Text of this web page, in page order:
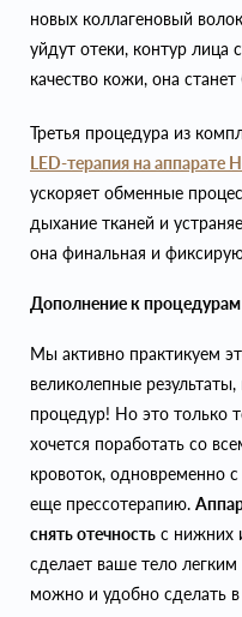
новых коллагеновый
уйдут отеки, контур лица
качество кожи, она
Третья процедура из
LED-терапия на аппарате
ускоряет обменные
дыхание тканей и
она финальная и
Дополнение к
Мы активно практикуем
великолепные
процедур! Но это только
хочется поработать со
кровоток, одновременно
еще прессотерапию.
снять отечность с нижних
сделает ваше тело
можно и удобно сделать